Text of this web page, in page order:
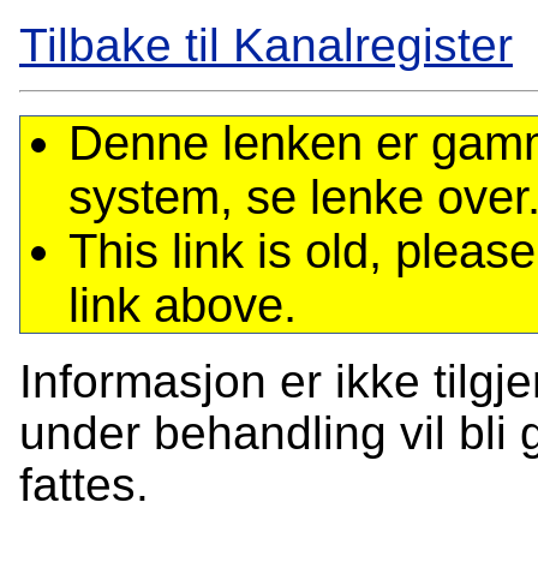
Tilbake til Kanalregister
Denne lenken er
system, se lenke
This link is old,
link above.
Informasjon er ikke
under behandling vil bli
fattes.